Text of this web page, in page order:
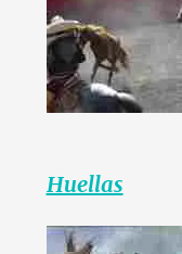
Huellas